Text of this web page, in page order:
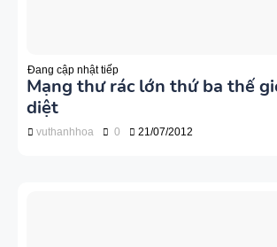
Đang cập nhật tiếp
Mạng thư rác lớn thứ ba thế
diệt
vuthanhhoa 0 21/07/2012